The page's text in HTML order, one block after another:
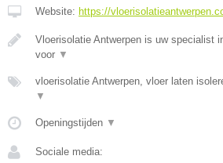
Website: https://
Vloerisolatie Antwerpen is uw specialist
voor ▼
vloerisolatie Antwerpen, vloer laten
▼
Openingstijden ▼
Sociale media: